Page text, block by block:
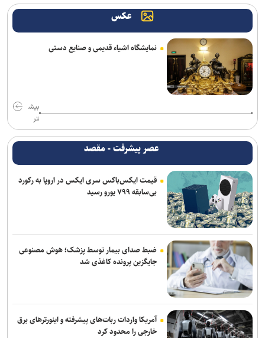
عکس
نمایشگاه اشیاء قدیمی و صنایع دستی
بیش
تر
عصر پیشرفت - مقصد
قیمت ایکس‌باکس سری ایکس در اروپا به رکورد
بی‌سابقه ۷۹۹ یورو رسید
ضبط صدای بیمار توسط پزشک؛ هوش مصنوعی
جایگزین پرونده کاغذی شد
آمریکا واردات ربات‌های پیشرفته و اینورترهای برق
خارجی را محدود کرد